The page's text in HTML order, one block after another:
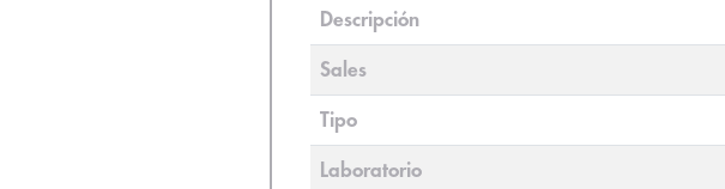
Descripción
Sales
Tipo
Laboratorio